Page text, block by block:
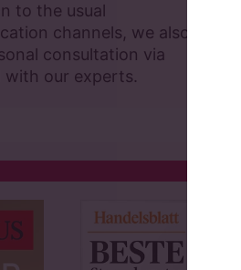
to the usual
channels, we also
consultation via
with our experts.